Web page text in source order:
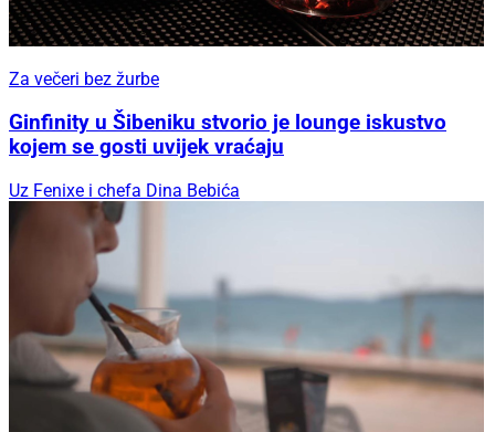
Za večeri bez žurbe
Ginfinity u Šibeniku stvorio je lounge iskustvo
kojem se gosti uvijek vraćaju
Uz Fenixe i chefa Dina Bebića